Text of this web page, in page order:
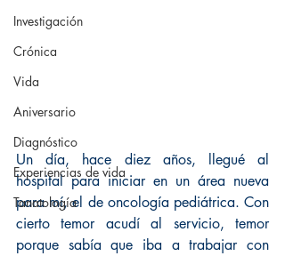
Investigación
Crónica
Vida
Aniversario
Diagnóstico
Experiencias de vida
Tanatología
Un día, hace diez años, llegué al
hospital para iniciar en un área nueva
para mí, el de oncología pediátrica. Con
cierto temor acudí al servicio, temor
porque sabía que iba a trabajar con